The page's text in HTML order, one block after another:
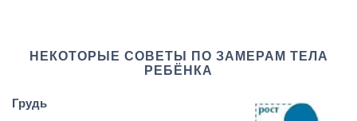
НЕКОТОРЫЕ СОВЕТЫ ПО ЗАМЕРАМ ТЕЛА
РЕБЁНКА
Грудь